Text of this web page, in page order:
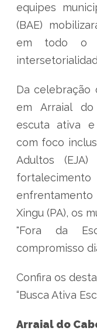
equipes
(BAE)
em todo o
Da celebração
em Arraial do
escuta ativa e
com foco
Adultos
Xingu (PA), os
"Fora da
compromisso
Confira os
“Busca Ativa
Arraial do